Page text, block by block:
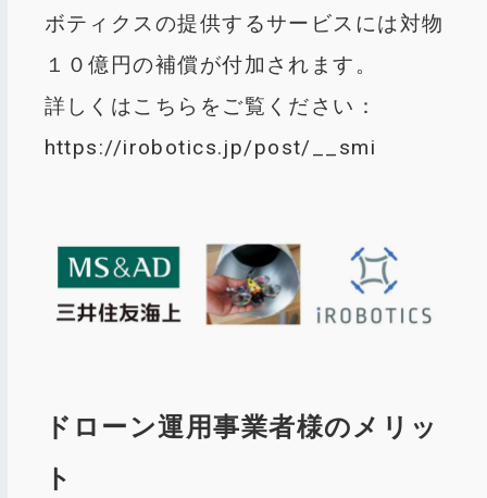
ボティクスの提供するサービスには対物
１０億円の補償が付加されます。
詳しくはこちらをご覧ください：
https://irobotics.jp/post/__smi
ドローン運用事業者様のメリッ
ト